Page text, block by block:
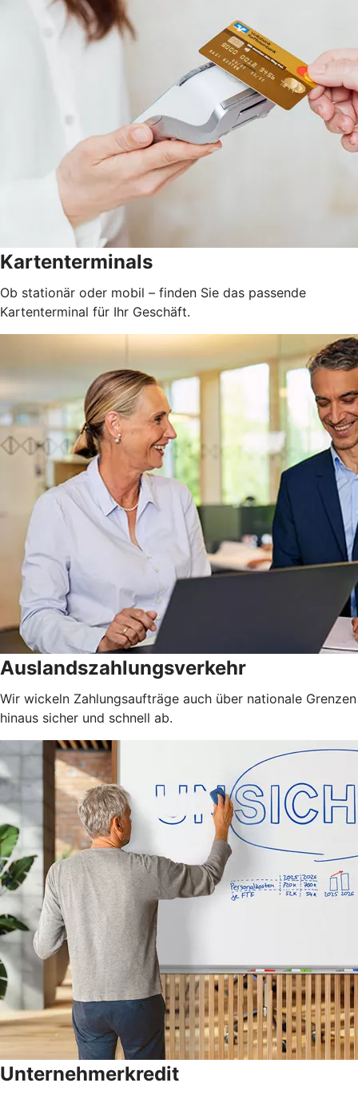
Kartenterminals
Ob stationär oder mobil – finden Sie das passende
Kartenterminal für Ihr Geschäft.
Auslandszahlungsverkehr
Wir wickeln Zahlungsaufträge auch über nationale Grenzen
hinaus sicher und schnell ab.
Unternehmerkredit